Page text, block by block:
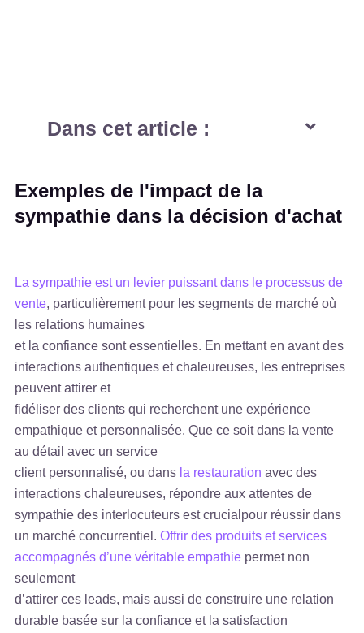
Dans cet article :
Exemples de l'impact de la
sympathie dans la décision d'achat
La sympathie est un levier puissant dans le processus de
vente, particulièrement pour les segments de marché où
les relations humaines
et la confiance sont essentielles. En mettant en avant des
interactions authentiques et chaleureuses, les entreprises
peuvent attirer et
fidéliser des clients qui recherchent une expérience
empathique et personnalisée. Que ce soit dans la vente
au détail avec un service
client personnalisé, ou dans la restauration avec des
interactions chaleureuses, répondre aux attentes de
sympathie des interlocuteurs est crucialpour réussir dans
un marché concurrentiel.Offrir des produits et services
accompagnés d’une véritable empathie permet non
seulement
d’attirer ces leads, mais aussi de construire une relation
durable basée sur la confiance et la satisfaction